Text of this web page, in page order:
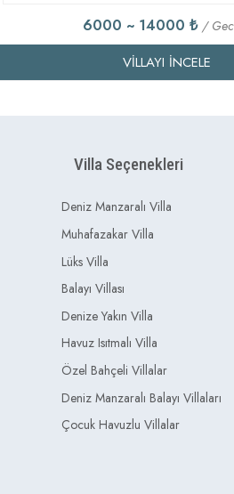
6000 ~ 14000 ₺ /
VILLAYI İNCELE
Villa Seçenekleri
Deniz Manzaralı Villa
Muhafazakar Villa
Lüks Villa
Balayı Villası
Denize Yakın Villa
Havuz Isıtmalı Villa
Özel Bahçeli Villalar
Deniz Manzaralı Balayı Villaları
Çocuk Havuzlu Villalar